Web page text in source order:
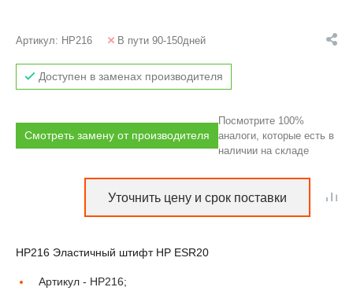
Артикул: HP216 В пути 90-150дней
Доступен в заменах производителя
Смотреть замену от производителя
Посмотрите 100%
аналоги, которые есть в
наличии на складе
Уточнить цену и срок поставки
HP216 Эластичный штифт HP ESR20
Артикул - HP216;